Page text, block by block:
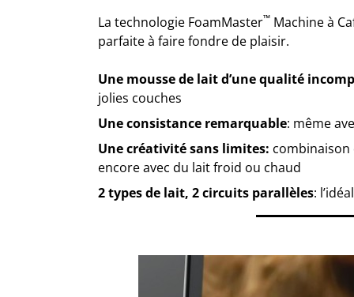
La technologie FoamMaster™Machine à
parfaite à faire fondre de plaisir.
Une mousse de lait d’une qualité
jolies couches
Une consistance remarquable: même
Une créativité sans limites: combinaison
encore avec du lait froid ou chaud
2 types de lait, 2 circuits parallèles: